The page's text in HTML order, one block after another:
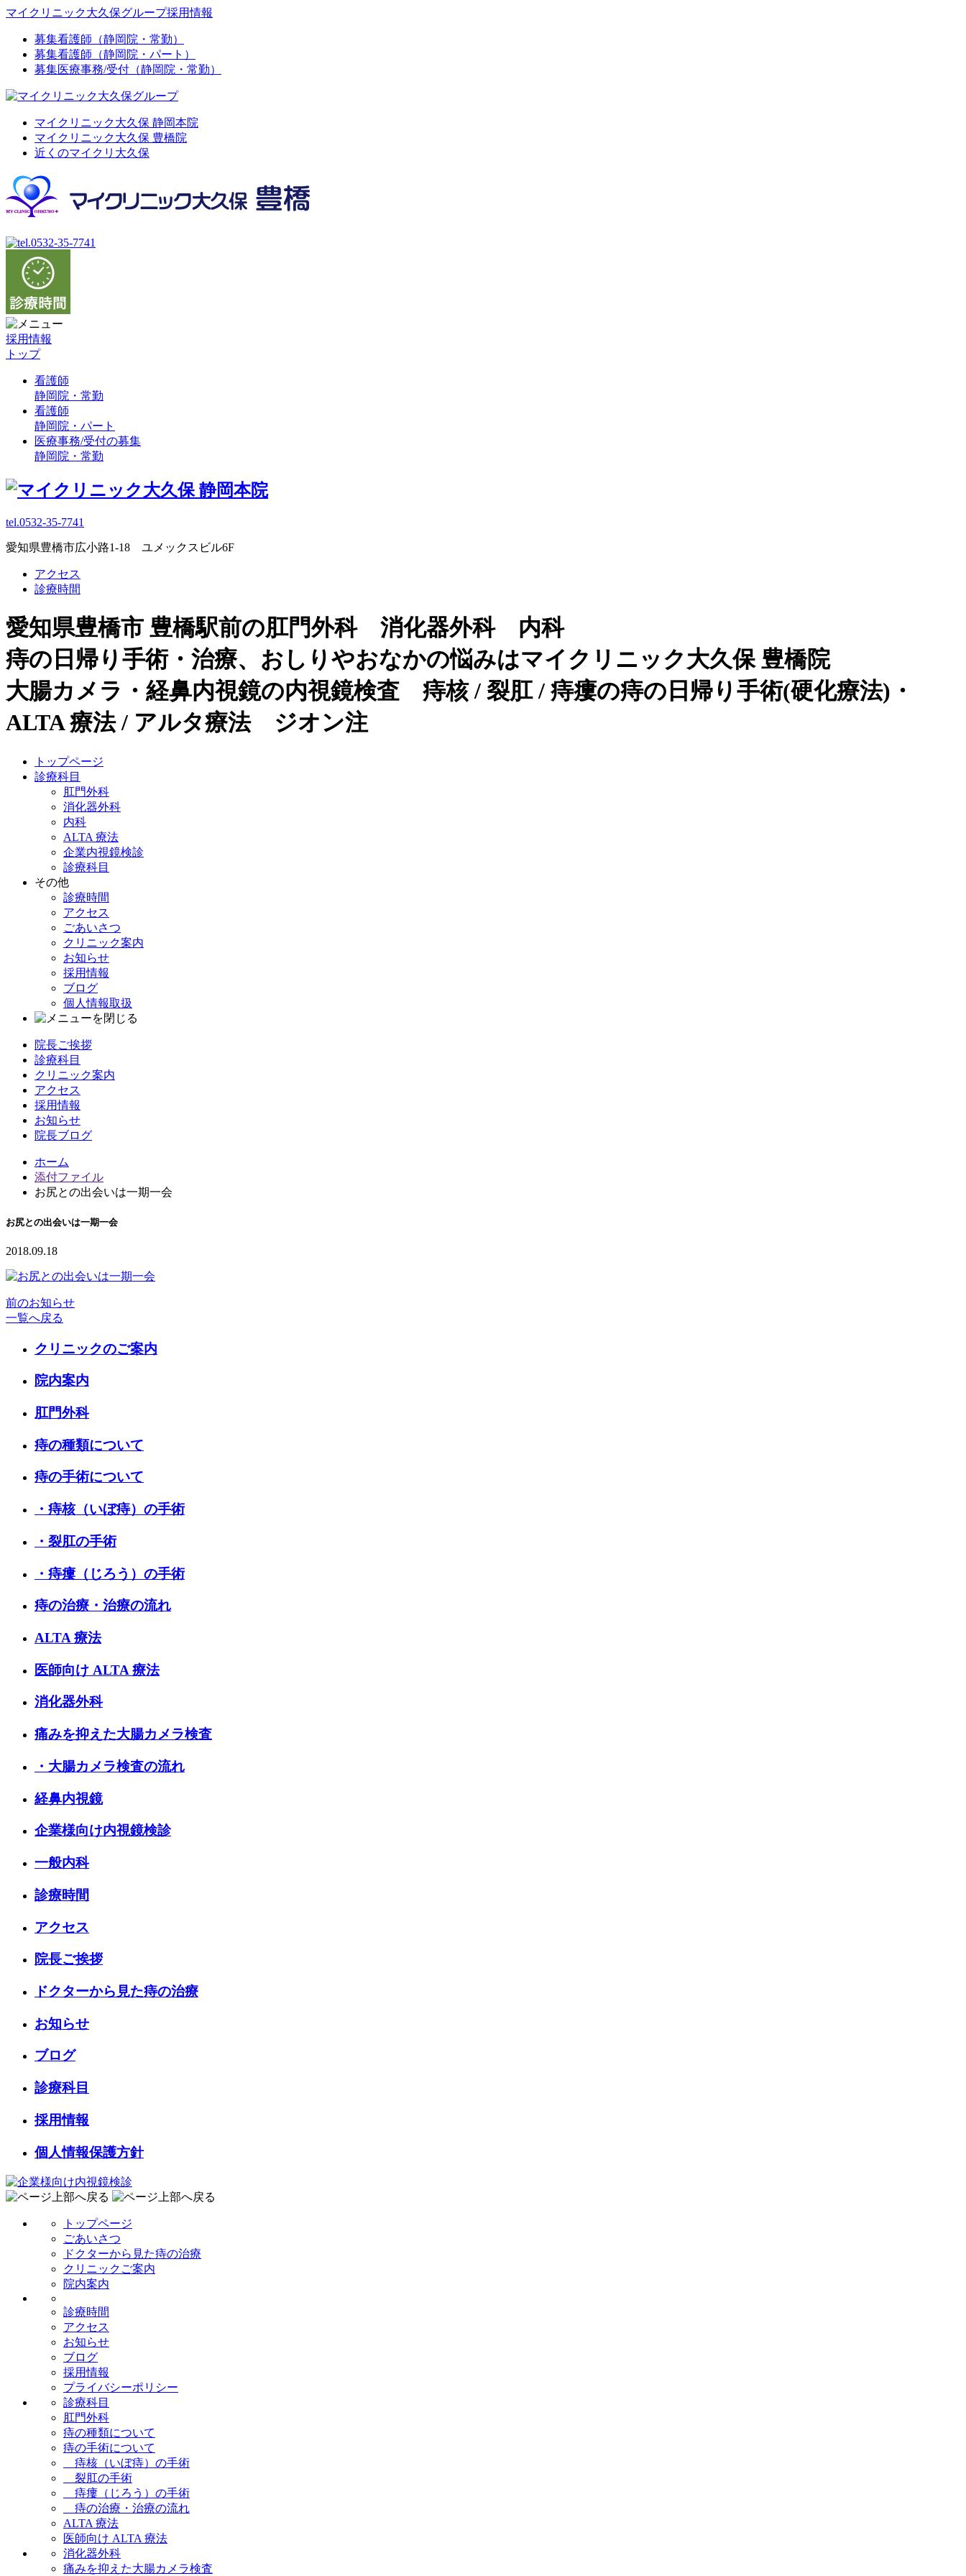
マイクリニック大久保グループ採用情報
募集看護師（静岡院・常勤）
募集看護師（静岡院・パート）
募集医療事務/受付（静岡院・常勤）
マイクリニック大久保 静岡本院
マイクリニック大久保 豊橋院
近くのマイクリ大久保
採用情報
トップ
看護師
静岡院・常勤
看護師
静岡院・パート
医療事務/受付の募集
静岡院・常勤
tel.0532-35-7741
愛知県豊橋市広小路1-18 ユメックスビル6F
アクセス
診療時間
愛知県豊橋市 豊橋駅前の肛門外科 消化器外科 内科
痔の日帰り手術・治療、おしりやおなかの悩みはマイクリニック大久保 豊橋院
大腸カメラ・経鼻内視鏡の内視鏡検査 痔核 / 裂肛 / 痔瘻の痔の日帰り手術(硬化療法)・
ALTA 療法 / アルタ療法 ジオン注
トップページ
診療科目
肛門外科
消化器外科
内科
ALTA 療法
企業内視鏡検診
診療科目
その他
診療時間
アクセス
ごあいさつ
クリニック案内
お知らせ
採用情報
ブログ
個人情報取扱
院長ご挨拶
診療科目
クリニック案内
アクセス
採用情報
お知らせ
院長ブログ
ホーム
添付ファイル
お尻との出会いは一期一会
お尻との出会いは一期一会
2018.09.18
前のお知らせ
一覧へ戻る
クリニックのご案内
院内案内
肛門外科
痔の種類について
痔の手術について
・痔核（いぼ痔）の手術
・裂肛の手術
・痔瘻（じろう）の手術
痔の治療・治療の流れ
ALTA 療法
医師向け ALTA 療法
消化器外科
痛みを抑えた大腸カメラ検査
・大腸カメラ検査の流れ
経鼻内視鏡
企業様向け内視鏡検診
一般内科
診療時間
アクセス
院長ご挨拶
ドクターから見た痔の治療
お知らせ
ブログ
診療科目
採用情報
個人情報保護方針
トップページ
ごあいさつ
ドクターから見た痔の治療
クリニックご案内
院内案内
診療時間
アクセス
お知らせ
ブログ
採用情報
プライバシーポリシー
診療科目
肛門外科
痔の種類について
痔の手術について
痔核（いぼ痔）の手術
裂肛の手術
痔瘻（じろう）の手術
痔の治療・治療の流れ
ALTA 療法
医師向け ALTA 療法
消化器外科
痛みを抑えた大腸カメラ検査